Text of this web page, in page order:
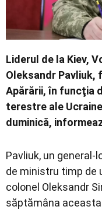
Liderul de la Kiev,
Oleksandr
Apărării, în funcţia
terestre ale
duminică,
Pavliuk, un
de ministru timp de
colonel Oleksandr
săptămâna